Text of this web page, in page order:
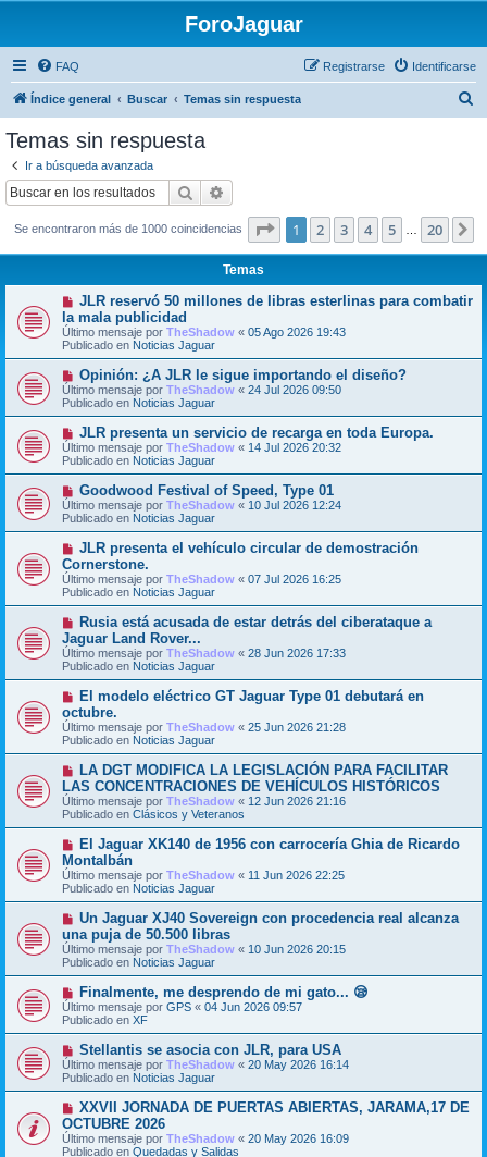
ForoJaguar
FAQ Identificarse
Registrarse
Índice general Buscar Temas sin respuesta
Temas sin respuesta
Ir a búsqueda avanzada
Buscar
Se encontraron más de 1000 coincidencias Página de 20
1 2 3 4 5 20
Temas
N
e
v
o
m
e
n
s
a
e
JLR reservó 50 millones de libras esterlinas para combatir
la mala publicidad
Último mensaje por TheShadow « 05 Ago 2026 19:43
Publicado en Noticias Jaguar
N
u
e
v
m
e
n
s
a
j
e
Opinión: ¿A JLR le sigue importando el diseño?
Último mensaje por TheShadow « 24 Jul 2026 09:50
Publicado en Noticias Jaguar
N
u
e
v
m
e
n
s
a
j
e
JLR presenta un servicio de recarga en toda Europa.
Último mensaje por TheShadow « 14 Jul 2026 20:32
Publicado en Noticias Jaguar
N
u
e
v
m
e
n
s
a
e
Goodwood Festival of Speed, Type 01
Último mensaje por TheShadow « 10 Jul 2026 12:24
Publicado en Noticias Jaguar
N
e
v
o
m
n
s
a
e
JLR presenta el vehículo circular de demostración
Cornerstone.
Último mensaje por TheShadow « 07 Jul 2026 16:25
Publicado en Noticias Jaguar
N
e
v
o
m
n
s
a
e
Rusia está acusada de estar detrás del ciberataque a
Jaguar Land Rover...
Último mensaje por TheShadow « 28 Jun 2026 17:33
Publicado en Noticias Jaguar
N
u
e
v
o
m
n
s
a
e
El modelo eléctrico GT Jaguar Type 01 debutará en
octubre.
Último mensaje por TheShadow « 25 Jun 2026 21:28
Publicado en Noticias Jaguar
N
u
e
v
o
m
n
s
a
e
LA DGT MODIFICA LA LEGISLACIÓN PARA FACILITAR
LAS CONCENTRACIONES DE VEHÍCULOS HISTÓRICOS
Último mensaje por TheShadow « 12 Jun 2026 21:16
Publicado en Clásicos y Veteranos
N
e
v
o
m
e
n
s
a
e
El Jaguar XK140 de 1956 con carrocería Ghia de Ricardo
Montalbán
Último mensaje por TheShadow « 11 Jun 2026 22:25
Publicado en Noticias Jaguar
N
e
v
o
m
n
s
a
e
Un Jaguar XJ40 Sovereign con procedencia real alcanza
una puja de 50.500 libras
Último mensaje por TheShadow « 10 Jun 2026 20:15
Publicado en Noticias Jaguar
N
u
e
v
o
m
e
n
s
a
j
e
Finalmente, me desprendo de mi gato... 😪
Último mensaje por GPS « 04 Jun 2026 09:57
Publicado en XF
N
u
e
v
o
m
e
n
s
Stellantis se asocia con JLR, para USA
Último mensaje por TheShadow « 20 May 2026 16:14
Publicado en Noticias Jaguar
N
u
e
v
XXVII JORNADA DE PUERTAS ABIERTAS, JARAMA,17 DE
OCTUBRE 2026
Último mensaje por TheShadow « 20 May 2026 16:09
Publicado en Quedadas y Salidas